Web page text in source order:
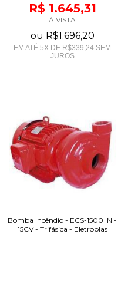
R$ 1.645,31
À VISTA
ou R$1.696,20
EM ATÉ 5X DE R$339,24 SEM
JUROS
Bomba Incêndio - ECS-1500 IN -
15CV - Trifásica - Eletroplas